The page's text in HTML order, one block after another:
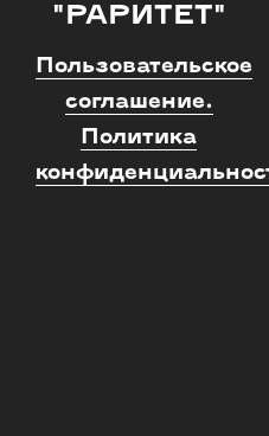
"РАРИТЕТ"
Пользовательское
соглашение.
Политика